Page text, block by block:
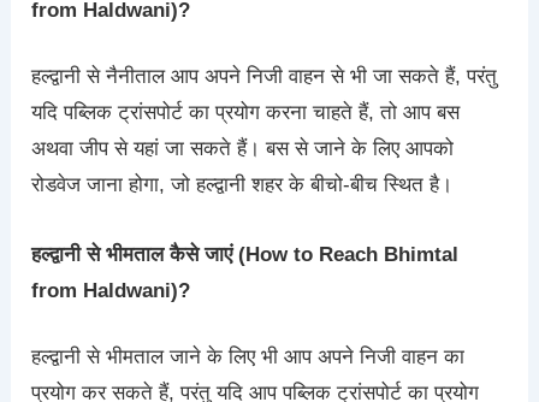
from Haldwani)?
हल्द्वानी से नैनीताल आप अपने निजी वाहन से भी जा सकते हैं, परंतु
यदि पब्लिक ट्रांसपोर्ट का प्रयोग करना चाहते हैं, तो आप बस
अथवा जीप से यहां जा सकते हैं। बस से जाने के लिए आपको
रोडवेज जाना होगा, जो हल्द्वानी शहर के बीचो-बीच स्थित है।
हल्द्वानी से भीमताल कैसे जाएं (How to Reach Bhimtal
from Haldwani)?
हल्द्वानी से भीमताल जाने के लिए भी आप अपने निजी वाहन का
प्रयोग कर सकते हैं, परंतु यदि आप पब्लिक ट्रांसपोर्ट का प्रयोग